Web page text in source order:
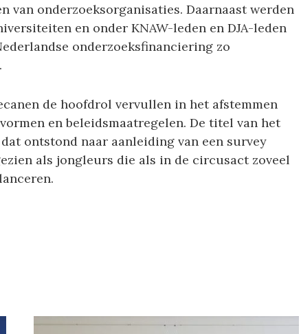
van onderzoeksorganisaties. Daarnaast werden
en onder KNAW-leden en DJA-leden
onderzoeksfinanciering zo
de hoofdrol vervullen in het afstemmen
en beleidsmaatregelen. De titel van het
ontstond naar aanleiding van een survey
als jongleurs die als in de circusact zoveel